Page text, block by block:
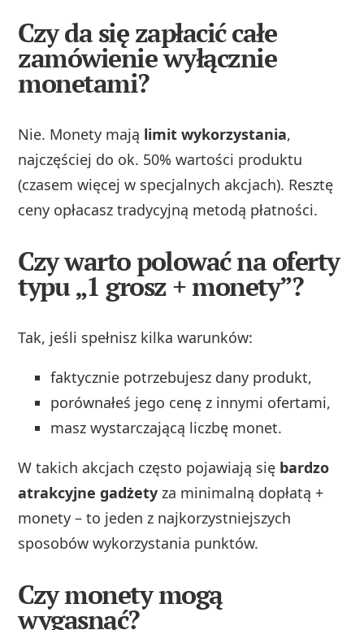
Czy da się zapłacić całe
zamówienie wyłącznie
monetami?
Nie. Monety mają limit wykorzystania,
najczęściej do ok. 50% wartości produktu
(czasem więcej w specjalnych akcjach). Resztę
ceny opłacasz tradycyjną metodą płatności.
Czy warto polować na oferty
typu „1 grosz + monety”?
Tak, jeśli spełnisz kilka warunków:
faktycznie potrzebujesz dany produkt,
porównałeś jego cenę z innymi ofertami,
masz wystarczającą liczbę monet.
W takich akcjach często pojawiają się bardzo
atrakcyjne gadżety za minimalną dopłatą +
monety – to jeden z najkorzystniejszych
sposobów wykorzystania punktów.
Czy monety mogą
wygasnąć?